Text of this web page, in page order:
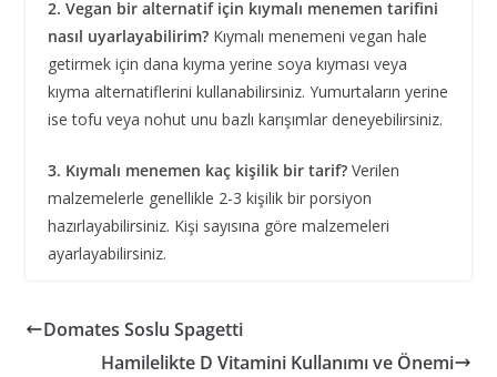
2. Vegan bir alternatif için kıymalı menemen tarifini
nasıl uyarlayabilirim?Kıymalı menemeni vegan hale
getirmek için dana kıyma yerine soya kıyması veya
kıyma alternatiflerini kullanabilirsiniz. Yumurtaların yerine
ise tofu veya nohut unu bazlı karışımlar deneyebilirsiniz.
3. Kıymalı menemen kaç kişilik bir tarif?Verilen
malzemelerle genellikle 2-3 kişilik bir porsiyon
hazırlayabilirsiniz. Kişi sayısına göre malzemeleri
ayarlayabilirsiniz.
Domates Soslu Spagetti
Hamilelikte D Vitamini Kullanımı ve Önemi